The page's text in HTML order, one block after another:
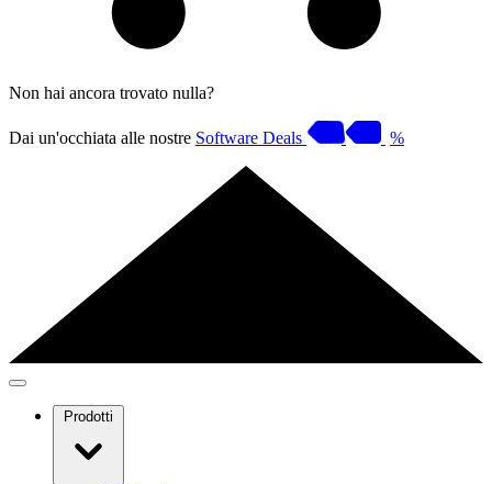
Non hai ancora trovato nulla?
Dai un'occhiata alle nostre Software Deals %
Prodotti